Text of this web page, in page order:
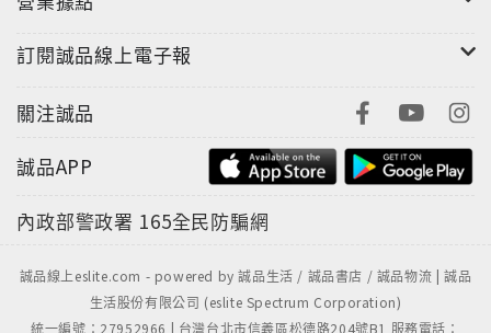
訂閱誠品線上電子報
關注誠品
誠品APP
內政部警政署 165全民防騙網
誠品線上eslite.com - powered by 誠品生活 / 誠品書店 / 誠品物流 | 誠品
生活股份有限公司 (eslite Spectrum Corporation)
統一編號：27952966 | 台灣台北市信義區松德路204號B1 服務電話：